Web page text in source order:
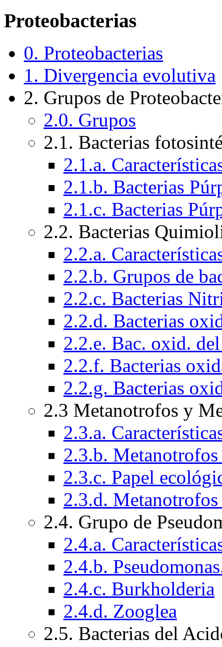
Proteobacterias
0. Proteobacterias
1. Divergencia evolutiva
2. Grupos de
2.0. Grupos
2.1. Bacterias
2.1.a.
2.1.b. Bacterias
2.1.c. Bacterias
2.2. Bacterias
2.2.a.
2.2.b. Grupos de
2.2.c. Bacterias
2.2.d. Bacterias
2.2.e. Bac. oxid.
2.2.f. Bacterias
2.2.g. Bacterias
2.3 Metanotrofos y
2.3.a.
2.3.b.
2.3.c. Papel
2.3.d.
2.4. Grupo de
2.4.a.
2.4.b.
2.4.c. Burkholderia
2.4.d. Zooglea
2.5. Bacterias del